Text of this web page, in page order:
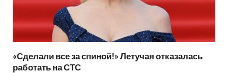
«Сделали все за спиной!» Летучая отказалась
работать на СТС